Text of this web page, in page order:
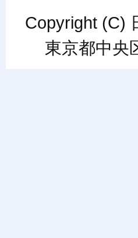
Copyright (C)
東京都中央